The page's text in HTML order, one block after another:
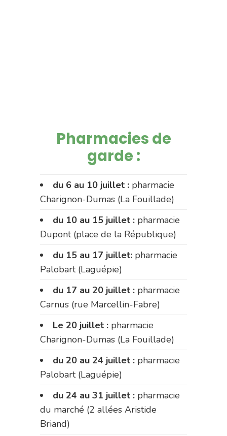
Pharmacies de
garde :
du 6 au 10 juillet : pharmacie
Charignon-Dumas (La Fouillade)
du 10 au 15 juillet : pharmacie
Dupont (place de la République)
du 15 au 17 juillet: pharmacie
Palobart (Laguépie)
du 17 au 20 juillet : pharmacie
Carnus (rue Marcellin-Fabre)
Le 20 juillet : pharmacie
Charignon-Dumas (La Fouillade)
du 20 au 24 juillet : pharmacie
Palobart (Laguépie)
du 24 au 31 juillet : pharmacie
du marché (2 allées Aristide
Briand)